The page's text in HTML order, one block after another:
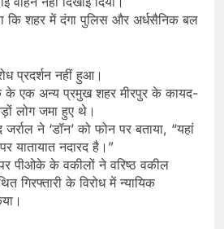
कि शहर में दंगा पुलिस और अर्धसैनिक बल
प्रदर्शन नहीं हुआ।
एक अन्य प्रमुख शहर मीरपुर के कायद-
लोग जमा हुए थे।
ने ‘डॉन’ को फोन पर बताया, “यहां
यातायात नदारद है।”
पीओके के वकीलों ने वरिष्ठ वकील
गिरफ्तारी के विरोध में न्यायिक